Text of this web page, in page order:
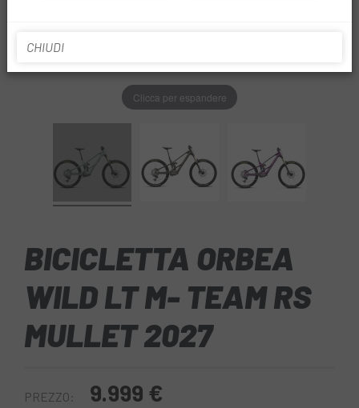
Clicca per espandere
BICICLETTA ORBEA
WILD LT M- TEAM RS
MULLET 2027
PREZZO: 9.999 €
CHIUDI